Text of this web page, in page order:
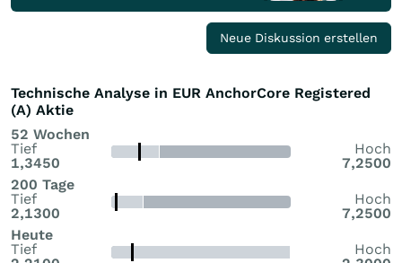
Neue Diskussion erstellen
Technische Analyse in EUR AnchorCore Registered
(A) Aktie
52 Wochen
Tief
1,3450
Hoch
7,2500
200 Tage
Tief
2,1300
Hoch
7,2500
Heute
Tief
Hoch